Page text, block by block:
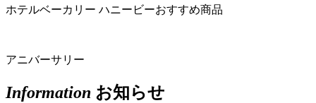
ホテルベーカリー ハニービーおすすめ商品
アニバーサリー
Information お知らせ